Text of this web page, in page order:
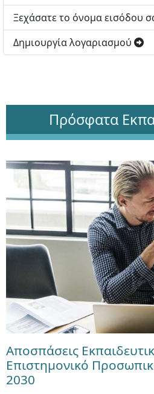
Ξεχάσατε το όνομα εισόδου
Δημιουργία λογαριασμού
Πρόσφατα
Αποσπάσεις
Επιστημονικό
2030